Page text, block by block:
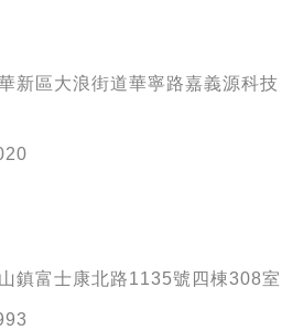
新區大浪街道華寧路嘉義源科技
鎮富士康北路1135號四棟308室